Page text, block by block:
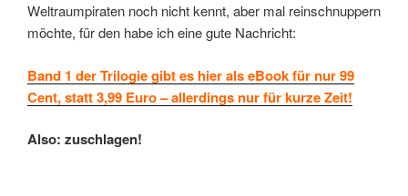
Weltraumpiraten noch nicht kennt, aber mal reinschnuppern
möchte, für den habe ich eine gute Nachricht:
Band 1 der Trilogie gibt es hier als eBook für nur 99
Cent, statt 3,99 Euro – allerdings nur für kurze Zeit!
Also: zuschlagen!